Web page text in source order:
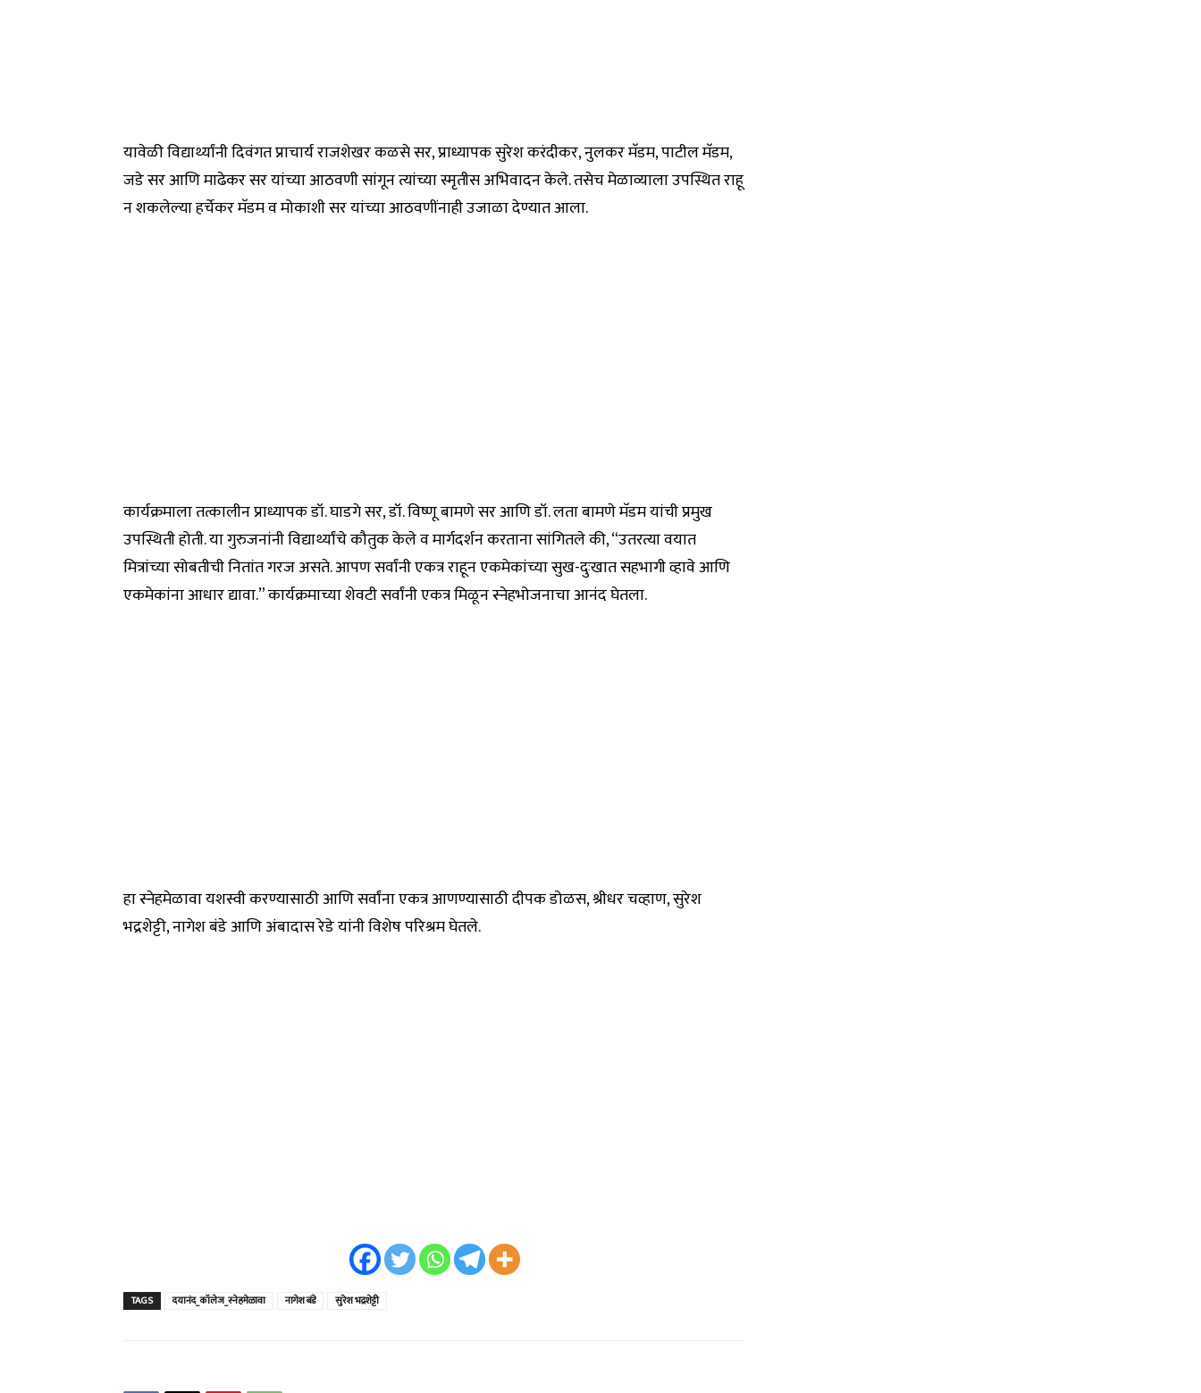
यावेळी विद्यार्थ्यांनी दिवंगत प्राचार्य राजशेखर कळसे सर, प्राध्यापक सुरेश करंदीकर, नुलकर मॅडम, पाटील मॅडम,
जडे सर आणि माढेकर सर यांच्या आठवणी सांगून त्यांच्या स्मृतीस अभिवादन केले. तसेच मेळाव्याला उपस्थित राहू
न शकलेल्या हर्चेकर मॅडम व मोकाशी सर यांच्या आठवणींनाही उजाळा देण्यात आला.
कार्यक्रमाला तत्कालीन प्राध्यापक डॉ. घाडगे सर, डॉ. विष्णू बामणे सर आणि डॉ. लता बामणे मॅडम यांची प्रमुख
उपस्थिती होती. या गुरुजनांनी विद्यार्थ्यांचे कौतुक केले व मार्गदर्शन करताना सांगितले की, “उतरत्या वयात
मित्रांच्या सोबतीची नितांत गरज असते. आपण सर्वांनी एकत्र राहून एकमेकांच्या सुख-दुःखात सहभागी व्हावे आणि
एकमेकांना आधार द्यावा.” कार्यक्रमाच्या शेवटी सर्वांनी एकत्र मिळून स्नेहभोजनाचा आनंद घेतला.
हा स्नेहमेळावा यशस्वी करण्यासाठी आणि सर्वांना एकत्र आणण्यासाठी दीपक डोळस, श्रीधर चव्हाण, सुरेश
भद्रशेट्टी, नागेश बंडे आणि अंबादास रेडे यांनी विशेष परिश्रम घेतले.
TAGS दयानंद_कॉलेज_स्नेहमेळावा नागेश बंडे सुरेश भद्रशेट्टी